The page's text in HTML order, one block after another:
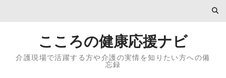
こころの健康応援ナビ
介護現場で活躍する方や介護の実情を知りたい方への備
忘録